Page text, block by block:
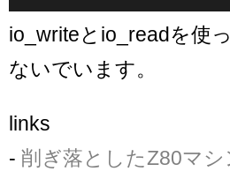
io_writeとio_readを使
ないでいます。
links
- 削ぎ落としたZ80マ